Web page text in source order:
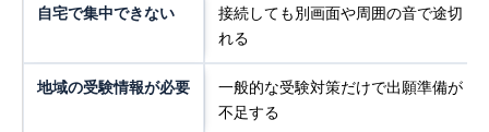
自宅で集中できない
接続しても別画面や周囲の音で途切
れる
地域の受験情報が必要
一般的な受験対策だけで出願準備が
不足する